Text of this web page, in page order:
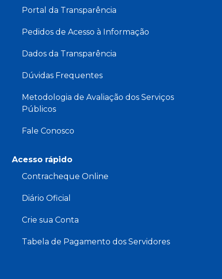
Portal da Transparência
Pedidos de Acesso à Informação
Dados da Transparência
Dúvidas Frequentes
Metodologia de Avaliação dos Serviços
Públicos
Fale Conosco
Acesso rápido
Contracheque Online
Diário Oficial
Crie sua Conta
Tabela de Pagamento dos Servidores